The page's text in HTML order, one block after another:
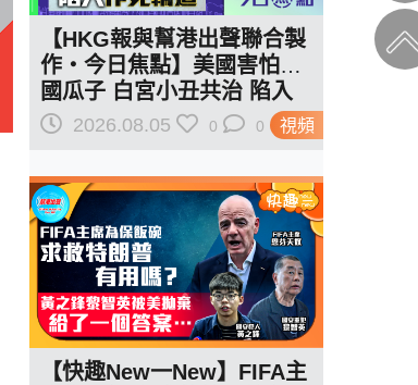
視頻
【HKG報與幫港出聲聯合製
作‧今日焦點】美國害怕中
國瓜子 白宮小丑共治 陷入
作死輪迴
2026.08.05 0 0
【快趣New一New】FIFA主